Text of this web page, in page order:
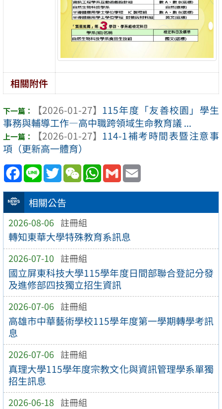
相關公告
2026-08-06 註冊組
轉知東華大學特殊教育系訊息
2026-07-10 註冊組
國立屏東科技大學115學年度日間部聯合登記分發
及進修部四技獨立招生資訊
2026-07-06 註冊組
高雄市中華藝術學校115學年度第一學期轉學考訊
息
2026-07-06 註冊組
真理大學115學年度宗教文化與資訊管理學系單獨
招生訊息
2026-06-18 註冊組
相關附件
【2026-01-27】 115年度「友善校園」學生
事務與輔導工作—高中職跨領域生命教育議 ...
【2026-01-27】 114-1補考時間表暨注意事
項（更新高一體育）
Facebook
Line TwitterWeChatWhatsApp
Gmail